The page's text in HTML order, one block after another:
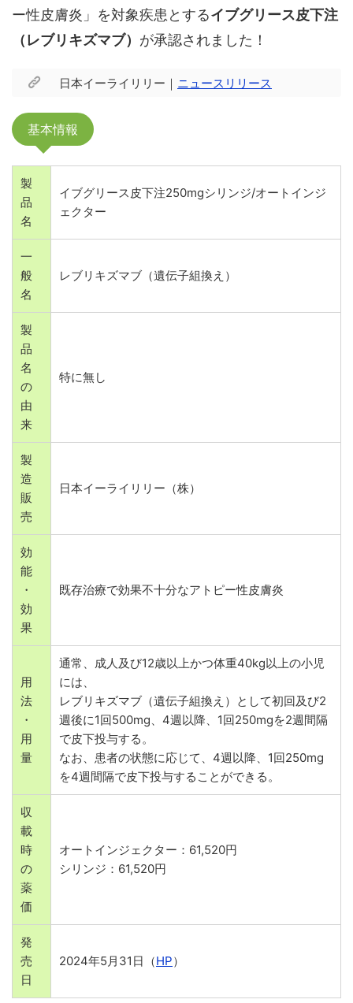
ー性皮膚炎」を対象疾患とするイブグリース皮下注
（レブリキズマブ） が承認されました！
日本イーライリリー｜ ニュースリリース
基本情報
製
品
名
イブグリース皮下注250mgシリンジ/オートインジ
ェクター
一
般
名
レブリキズマブ（遺伝子組換え）
製
品
名
の
由
来
特に無し
製
造
販
売
日本イーライリリー（株）
効
能
・
効
果
既存治療で効果不十分なアトピー性皮膚炎
用
法
・
用
量
通常、成人及び12歳以上かつ体重40kg以上の小児
には、
レブリキズマブ（遺伝子組換え）として初回及び2
週後に1回500mg、4週以降、1回250mgを2週間隔
で皮下投与する。
なお、患者の状態に応じて、4週以降、1回250mg
を4週間隔で皮下投与することができる。
収
載
時
の
薬
価
オートインジェクター：61,520円
シリンジ：61,520円
発
売
日
2024年5月31日（HP）